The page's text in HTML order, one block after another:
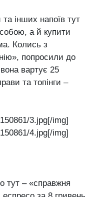
інших напоїв тут
а й купити
Колись з
попросили до
вартує 25
та топінги –
3.jpg[/img]
4.jpg[/img]
тут – «справжня